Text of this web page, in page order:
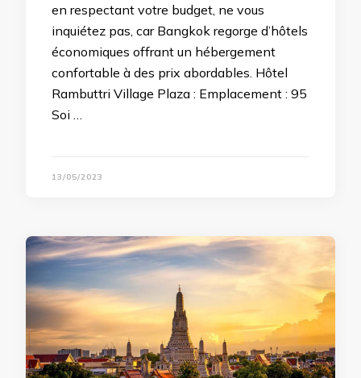
en respectant votre budget, ne vous
inquiétez pas, car Bangkok regorge d’hôtels
économiques offrant un hébergement
confortable à des prix abordables. Hôtel
Rambuttri Village Plaza : Emplacement : 95
Soi …
13/05/2023